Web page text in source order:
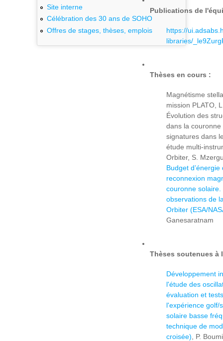
Site interne
Célébration des 30 ans de SOHO
Offres de stages, thèses, emplois
Publications de
https://
libraries/
Thèses en cours :
Magnétisme
mission PLATO,
Évolution des
dans la
signatures dans
étude multi-
Orbiter, S.
Budget
reconnexion
couronne solaire.
observations de
Orbiter (ESA/
Ganesaratnam
Thèses soutenues à
Développement
l'étude des
évaluation et
l'expérience golf/
solaire basse
technique de
croisée) , P.